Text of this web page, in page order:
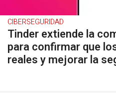
CIBERSEGURIDAD
Tinder extiende la
para confirmar que
reales y mejorar la